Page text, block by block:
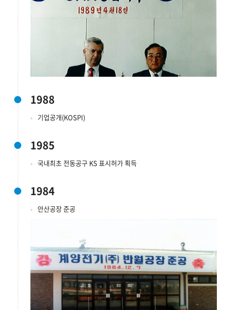
1988
기업공개(KOSPI)
1985
국내최초 전동공구 KS 표시허가 획득
1984
안산공장 준공